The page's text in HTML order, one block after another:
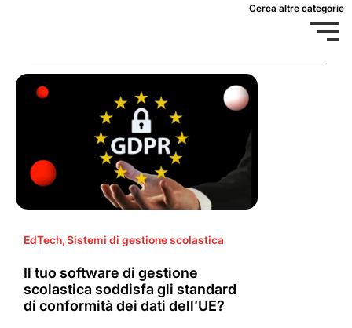
Cerca altre categorie
EdTech,Sistemi di gestione scolastica
Il tuo software di gestione
scolastica soddisfa gli standard
di conformità dei dati dell’UE?